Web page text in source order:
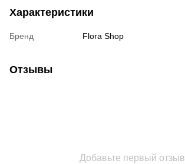
Характеристики
Бренд Flora Shop
Отзывы
Добавьте первый отзыв